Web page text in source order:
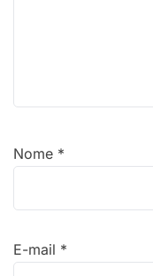
Nome *
E-mail *